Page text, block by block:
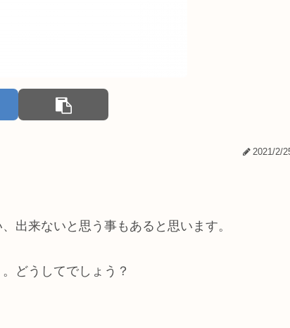
2021/2/
出来ないと思う事もあると思います。
どうしてでしょう？